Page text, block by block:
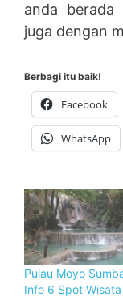
anda berada
juga dengan
Berbagi itu baik!
Facebook
WhatsApp
Pulau Moyo
Info 6 Spot Wisata